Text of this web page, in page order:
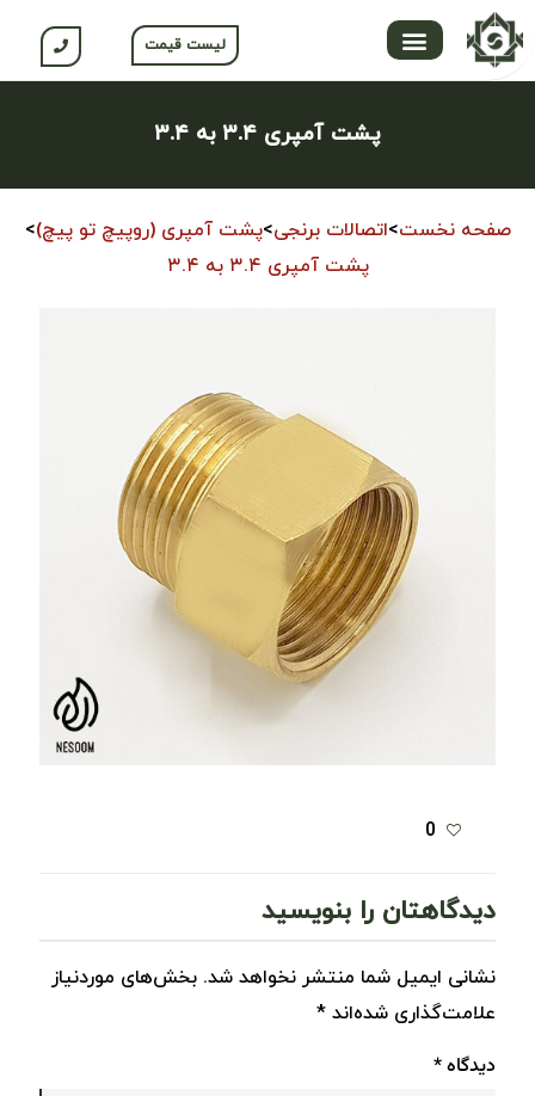
لیست قیمت
پشت آمپری ۳.۴ به ۳.۴
صفحه نخست>اتصالات برنجی>پشت آمپری (روپیچ تو پیچ)>
پشت آمپری ۳.۴ به ۳.۴
0
دیدگاهتان را بنویسید
نشانی ایمیل شما منتشر نخواهد شد. بخش‌های موردنیاز
علامت‌گذاری شده‌اند *
دیدگاه*